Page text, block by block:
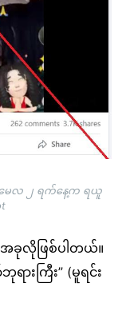
ေလ ၂ ရက်နေ့က ရယူ
အခုလိုဖြစ်ပါတယ်။
ားကြီး” (မူရင်း